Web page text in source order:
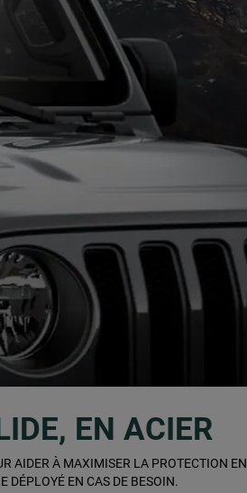
EN ACIER
AIDER À MAXIMISER LA PROTECTION
DÉPLOYÉ EN CAS DE BESOIN.